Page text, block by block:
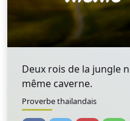
Deux rois de la jungle
même caverne.
Proverbe thailandais